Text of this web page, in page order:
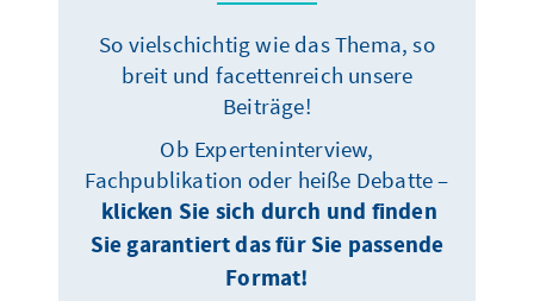
So vielschichtig wie das Thema, so
breit und facettenreich unsere
Beiträge!
Ob Experteninterview,
Fachpublikation oder heiße Debatte –
klicken Sie sich durch und finden
Sie garantiert das für Sie passende
Format!